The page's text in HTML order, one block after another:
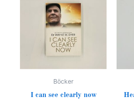
Böcker
I can see clearly now